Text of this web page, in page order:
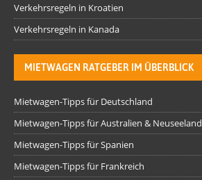
Verkehrsregeln in Kroatien
Verkehrsregeln in Kanada
MIETWAGEN RATGEBER IM ÜBERBLICK
Mietwagen-Tipps für Deutschland
Mietwagen-Tipps für Australien & Neuseeland
Mietwagen-Tipps für Spanien
Mietwagen-Tipps für Frankreich